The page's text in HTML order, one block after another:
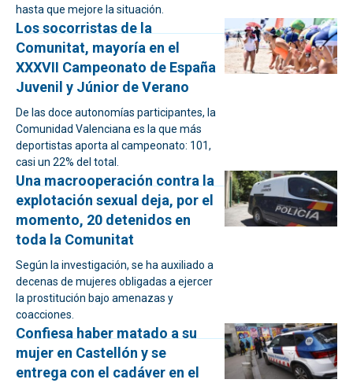
hasta que mejore la situación.
Los socorristas de la
Comunitat, mayoría en el
XXXVII Campeonato de España
Juvenil y Júnior de Verano
De las doce autonomías participantes, la
Comunidad Valenciana es la que más
deportistas aporta al campeonato: 101,
casi un 22% del total.
Una macrooperación contra la
explotación sexual deja, por el
momento, 20 detenidos en
toda la Comunitat
Según la investigación, se ha auxiliado a
decenas de mujeres obligadas a ejercer
la prostitución bajo amenazas y
coacciones.
Confiesa haber matado a su
mujer en Castellón y se
entrega con el cadáver en el